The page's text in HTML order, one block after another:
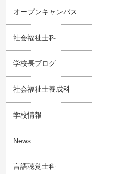
オープンキャンパス
社会福祉士科
学校長ブログ
社会福祉士養成科
学校情報
News
言語聴覚士科